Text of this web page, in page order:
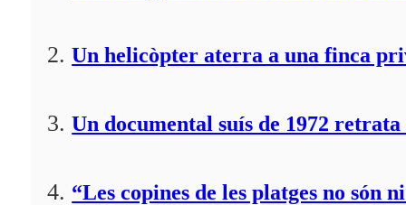
Un helicòpter aterra a una finca
Un documental suís de 1972
“Les copines de les platges no